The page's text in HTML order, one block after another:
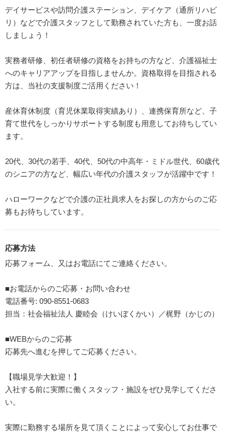
デイサービスや訪問介護ステーション、デイケア（通所リハビ
リ）などで介護スタッフとして勤務されていた方も、一度お話
しましょう！
実務者研修、初任者研修の資格をお持ちの方など、介護福祉士
へのキャリアアップを目指しませんか。資格取得を目指される
方は、当社の支援制度ご活用ください！
産休育休制度（育児休業取得実績あり）、連携保育所など、子
育て世代をしっかりサポートする制度も用意してお待ちしてい
ます。
20代、30代の若手、40代、50代の中高年・ミドル世代、60歳代
のシニアの方など、幅広い年代の介護スタッフが活躍中です！
ハローワークなどで介護の正社員求人をお探しの方からのご応
募もお待ちしています。
応募方法
応募フォーム、又はお電話にてご連絡ください。
■お電話からのご応募・お問い合わせ
電話番号: 090-8551-0683
担当：社会福祉法人 慶睦会（けいぼくかい）／梶野（かじの）
■WEBからのご応募
応募先へ進むを押してご応募ください。
【職場見学大歓迎！】
入社する前に実際に働くスタッフ・施設をぜひ見学してくださ
い。
実際に勤務する場所を見て頂くことによって安心してお仕事で